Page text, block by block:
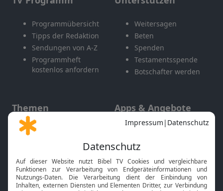
Programmübersicht
Tipps der Redaktion
Sendungen von A-Z
Programmheft
kostenlos anfordern
Weitersagen
Beten
Spenden
Testamentsspende
Botschafter werden
Themen
Gott und Bibel erklärt
Neuigkeiten
Apps & Angebote
Mobile App
Smart TV
HbbTV